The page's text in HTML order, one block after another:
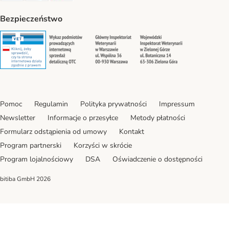
Bezpieczeństwo
Security Security Security
Pomoc Regulamin Polityka prywatności
Impressum
Newsletter
Informacje o przesyłce
Metody płatności
Formularz odstąpienia od umowy
Kontakt
Program partnerski
Korzyści w skrócie
Program lojalnościowy
DSA Oświadczenie o dostępności
bitiba GmbH 2026